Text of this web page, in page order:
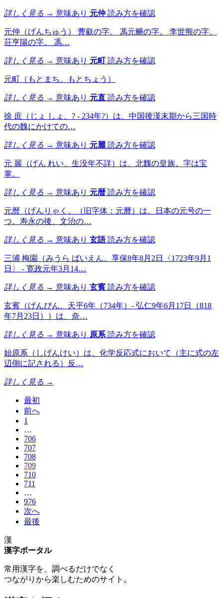
詳しく見る → 意味あり 元仲 読み方を確認
元仲（げんちゅう） 曹叡の字。 馮元颺の字。 李世熊の字。
荘亨陽の字。 馮…
詳しく見る → 意味あり 元町 読み方を確認
元町（もとまち、もとちょう）
詳しく見る → 意味あり 元直 読み方を確認
徐 庶（じょ しょ、? - 234年?）は、中国後漢末期から三国時
代の魏にかけての…
詳しく見る → 意味あり 元麗 読み方を確認
元 麗（げん れい、生没年不詳）は、北魏の皇族。字は宝
掌。
詳しく見る → 意味あり 元暦 読み方を確認
元暦（げんりゃく、（旧字体：元曆）は、日本の元号の一
つ。寿永の後、文治の…
詳しく見る → 意味あり 玄語 読み方を確認
三浦 梅園（みうら ばいえん、享保8年8月2日〈1723年9月1
日〉 - 寛政元年3月14…
詳しく見る → 意味あり 玄賓 読み方を確認
玄賓（げんぴん、天平6年（734年）- 弘仁9年6月17日（818
年7月23日））は、奈…
詳しく見る → 意味あり 原系 読み方を確認
始原系（しげんけい）は、化学反応式において（主に式の左
辺側に記される）反…
詳しく見る →
最初
前へ
1
…
706
707
708
709
710
711
…
976
次へ
最後
漢
漢字ポータル
常用漢字を、調べるだけでなく
つながりから楽しむためのサイト。